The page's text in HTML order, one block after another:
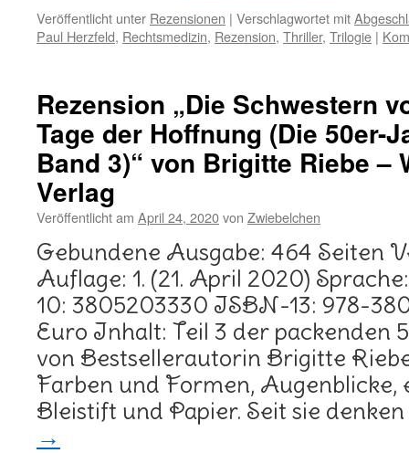
Veröffentlicht unter Rezensionen | Verschlagwortet mit
Paul Herzfeld, Rechtsmedizin, Rezension, Thriller, Trilogie |
Rezension „Die Schwestern
Tage der Hoffnung (Die 50er-
Band 3)“ von Brigitte Riebe –
Verlag
Veröffentlicht am April 24, 2020von Zwiebelchen
Gebundene Ausgabe: 464 Seiten
Auflage: 1. (21. April 2020)
10: 3805203330 ISBN-13: 978-
Euro Inhalt: Teil 3 der packenden
von Bestsellerautorin Brigitte
Farben und Formen, Augenblicke,
Bleistift und Papier. Seit sie
→